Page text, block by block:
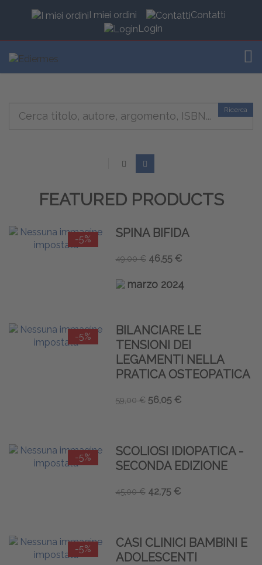
I miei ordini
Contatti
Login
Ricerca
FEATURED PRODUCTS
-5% SPINA BIFIDA
49,00 € 46,55 €
marzo 2024
-5%
BILANCIARE LE
TENSIONI DEI
LEGAMENTI NELLA
PRATICA OSTEOPATICA
59,00 € 56,05 €
-5%
SCOLIOSI IDIOPATICA -
SECONDA EDIZIONE
45,00 € 42,75 €
-5%
CASI CLINICI BAMBINI E
ADOLESCENTI